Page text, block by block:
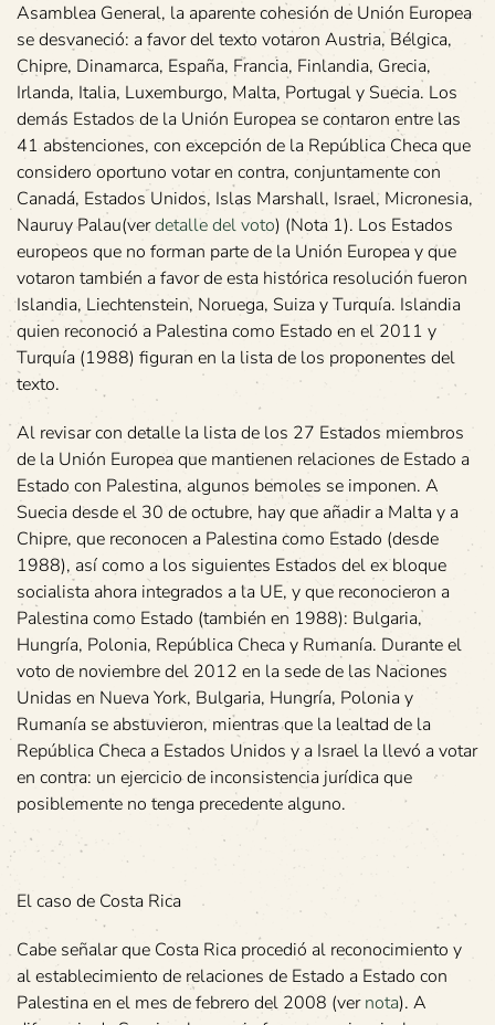
Asamblea General, la aparente cohesión de Unión Europea
se desvaneció: a favor del texto votaron Austria, Bélgica,
Chipre, Dinamarca, España, Francia, Finlandia, Grecia,
Irlanda, Italia, Luxemburgo, Malta, Portugal y Suecia. Los
demás Estados de la Unión Europea se contaron entre las
41 abstenciones, con excepción de la República Checa que
considero oportuno votar en contra, conjuntamente con
Canadá, Estados Unidos, Islas Marshall, Israel, Micronesia,
Nauruy Palau(verdetalle del voto) (Nota 1). Los Estados
europeos que no forman parte de la Unión Europea y que
votaron también a favor de esta histórica resolución fueron
Islandia, Liechtenstein, Noruega, Suiza y Turquía. Islandia
quien reconoció a Palestina como Estado en el 2011 y
Turquía (1988) figuran en la lista de los proponentes del
texto.
Al revisar con detalle la lista de los 27 Estados miembros
de la Unión Europea que mantienen relaciones de Estado a
Estado con Palestina, algunos bemoles se imponen. A
Suecia desde el 30 de octubre, hay que añadir a Malta y a
Chipre, que reconocen a Palestina como Estado (desde
1988), así como a los siguientes Estados del ex bloque
socialista ahora integrados a la UE, y que reconocieron a
Palestina como Estado (también en 1988): Bulgaria,
Hungría, Polonia, República Checa y Rumanía. Durante el
voto de noviembre del 2012 en la sede de las Naciones
Unidas en Nueva York, Bulgaria, Hungría, Polonia y
Rumanía se abstuvieron, mientras que la lealtad de la
República Checa a Estados Unidos y a Israel la llevó a votar
en contra: un ejercicio de inconsistencia jurídica que
posiblemente no tenga precedente alguno.
El caso de Costa Rica
Cabe señalar que Costa Rica procedió al reconocimiento y
al establecimiento de relaciones de Estado a Estado con
Palestina en el mes de febrero del 2008 (vernota). A